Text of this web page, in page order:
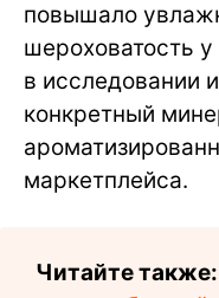
повышало
шероховатость
в исследовании
конкретный
маркетплейса.
Читайте также: